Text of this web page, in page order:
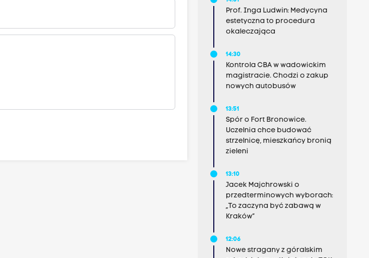
Prof. Inga Ludwin: Medycyna
estetyczna to procedura
okaleczająca
14:30
Kontrola CBA w wadowickim
magistracie. Chodzi o zakup
nowych autobusów
13:51
Spór o Fort Bronowice.
Uczelnia chce budować
strzelnicę, mieszkańcy bronią
zieleni
13:10
Jacek Majchrowski o
przedterminowych wyborach:
„To zaczyna być zabawą w
Kraków”
12:06
Nowe stragany z góralskim